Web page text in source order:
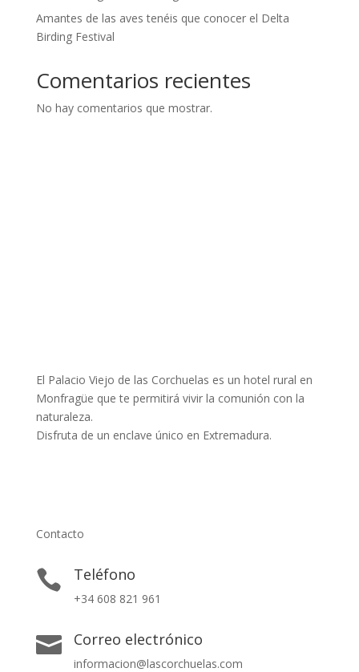
Amantes de las aves tenéis que conocer el Delta
Birding Festival
Comentarios recientes
No hay comentarios que mostrar.
El Palacio Viejo de las Corchuelas es un hotel rural en
Monfragüe que te permitirá vivir la comunión con la
naturaleza.
Disfruta de un enclave único en Extremadura.
Contacto
 Teléfono
+34 608 821 961
 Correo electrónico
informacion@lascorchuelas.com